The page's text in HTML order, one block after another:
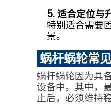
5. 适合定位与
特别适合需要
景。
蜗杆蜗轮常
蜗杆蜗轮因为具
设备中。其中，
止后，必须维持